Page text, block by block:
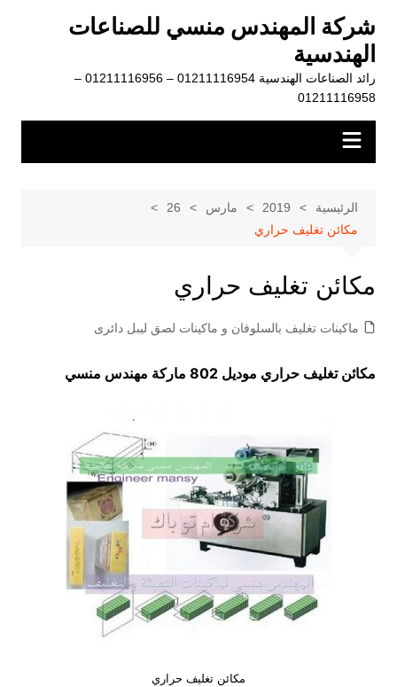
المحتوى
شركة المهندس منسي للصناعات
الهندسية
رائد الصناعات الهندسية 01211116954 – 01211116956 –
01211116958
الرئيسية 2019 مارس
26
مكائن تغليف حراري
مكائن تغليف حراري
ماكينات تغليف بالسلوفان و ماكينات لصق ليبل دائرى
مكائن تغليف حراري موديل 802 ماركة مهندس منسي
مكائن تغليف حراري